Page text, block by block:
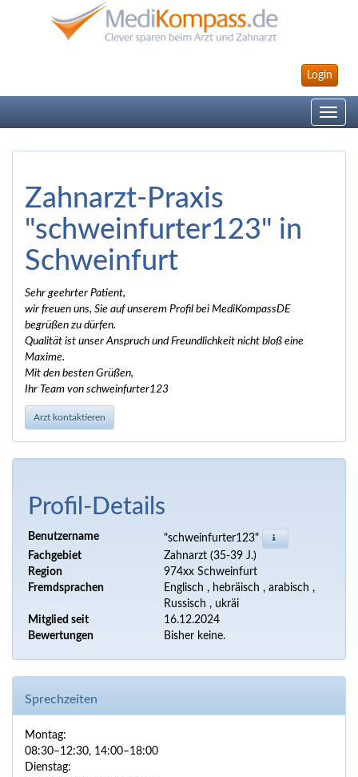
Login
Toggle
Zahnarzt-Praxis
"schweinfurter123" in
Schweinfurt
Sehr geehrter Patient,
wir freuen uns, Sie auf unserem Profil bei MediKompassDE
begrüßen zu dürfen.
Qualität ist unser Anspruch und Freundlichkeit nicht bloß eine
Maxime.
Mit den besten Grüßen,
Ihr Team von schweinfurter123
Arzt kontaktieren
Profil-Details
Benutzername
"schweinfurter123"
Fachgebiet
Zahnarzt (35-39 J.)
Region
974xx Schweinfurt
Fremdsprachen
Englisch , hebräisch , arabisch ,
Russisch , ukräi
Mitglied seit
16.12.2024
Bewertungen
Bisher keine.
Sprechzeiten
Montag:
08:30–12:30, 14:00–18:00
Dienstag: